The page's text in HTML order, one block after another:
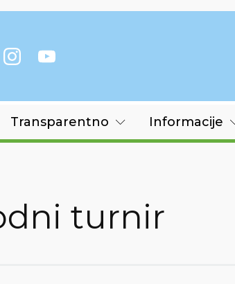
Transparentno Informacije
turnir